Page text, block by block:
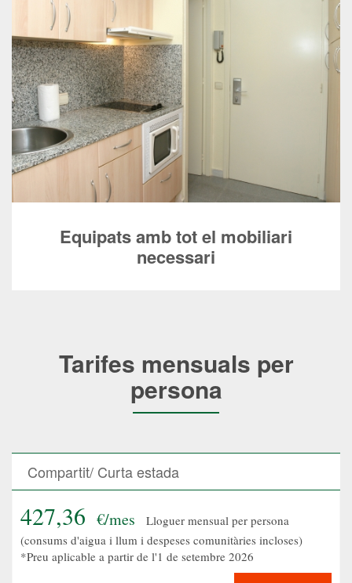
Equipats amb tot el mobiliari
necessari
Tarifes mensuals per
persona
Compartit/ Curta estada
427,36 €/mes
Lloguer mensual per persona
(consums d'aigua i llum i despeses comunitàries incloses)
*Preu aplicable a partir de l'1 de setembre 2026